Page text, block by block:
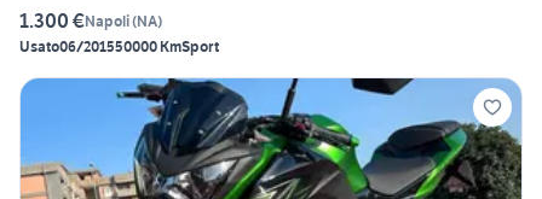
1.300 €Napoli(NA)
Usato06/201550000 KmSport